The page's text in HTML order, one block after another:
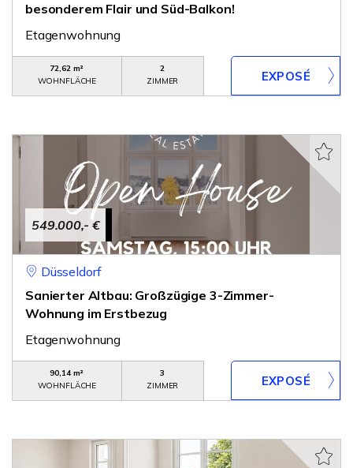
besonderem Flair und Süd-Balkon!
Etagenwohnung
72,62 m²
WOHNFLÄCHE
2
ZIMMER
549.000,- €
Düsseldorf
Sanierter Altbau: Großzügige 3-Zimmer-
Wohnung im Erstbezug
Etagenwohnung
90,14 m²
WOHNFLÄCHE
3
ZIMMER